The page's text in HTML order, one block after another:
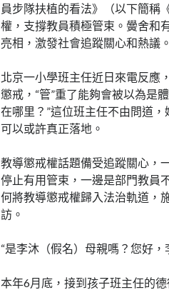
員步隊扶植的看法》（以下簡稱
權，支撐教員積極管束。黌舍和
亮相，激發社會追蹤關心和熱議。
北京一小學班主任近日來電反應
懲戒，“管”重了能夠會被以為是
在哪里？”這位班主任不由問道
可以或許真正落地。
教導懲戒權話題備受追蹤關心，
停止有用管束，一邊是部門教員
何將教導懲戒權歸入法治軌道，
訪。
“是李沐（假名）母親嗎？您好
本年6月底，接到孩子班主任的